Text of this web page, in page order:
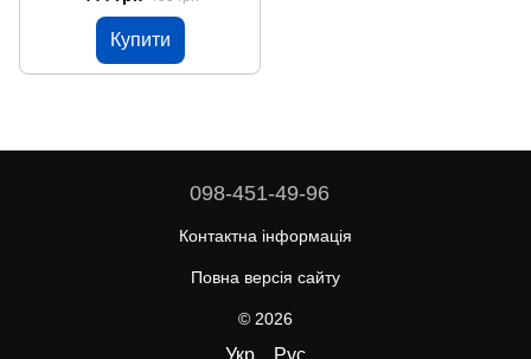
Купити
098-451-49-96
Контактна інформація
Повна версія сайту
© 2026